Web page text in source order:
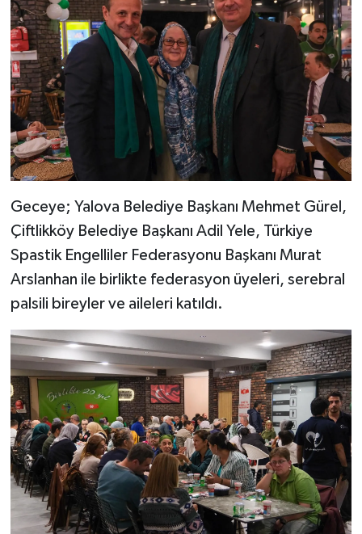
Geceye; Yalova Belediye Başkanı Mehmet Gürel,
Çiftlikköy Belediye Başkanı Adil Yele, Türkiye
Spastik Engelliler Federasyonu Başkanı Murat
Arslanhan ile birlikte federasyon üyeleri, serebral
palsili bireyler ve aileleri katıldı.